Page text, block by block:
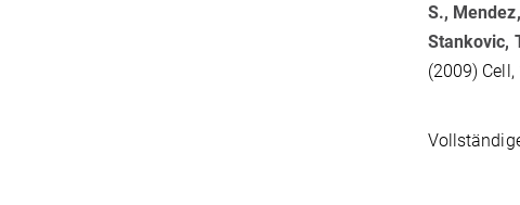
S.,
Stankovic,
(2009)